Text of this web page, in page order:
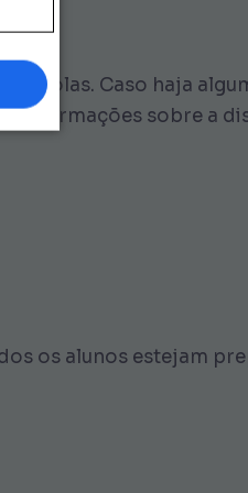
escolas. Caso haja
informações sobre a
os alunos estejam